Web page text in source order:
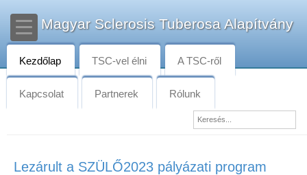
Magyar Sclerosis Tuberosa Alapítvány
Kezdőlap TSC-vel élni A TSC-ről
Kapcsolat Partnerek Rólunk
Lezárult a SZÜLŐ2023 pályázati program